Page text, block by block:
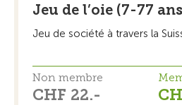
Jeu de l’oie (7-77
Jeu de société à travers la
Non membre
CHF 22.-